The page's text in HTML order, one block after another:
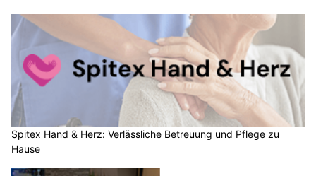
Spitex Hand & Herz: Verlässliche Betreuung und Pflege zu
Hause